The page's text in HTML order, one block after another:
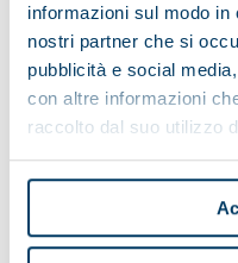
informazioni sul modo
nostri partner che si
pubblicità e social
con altre informazioni
raccolto dal suo utilizzo
Je ne donne pas mon
aux activités de profilage